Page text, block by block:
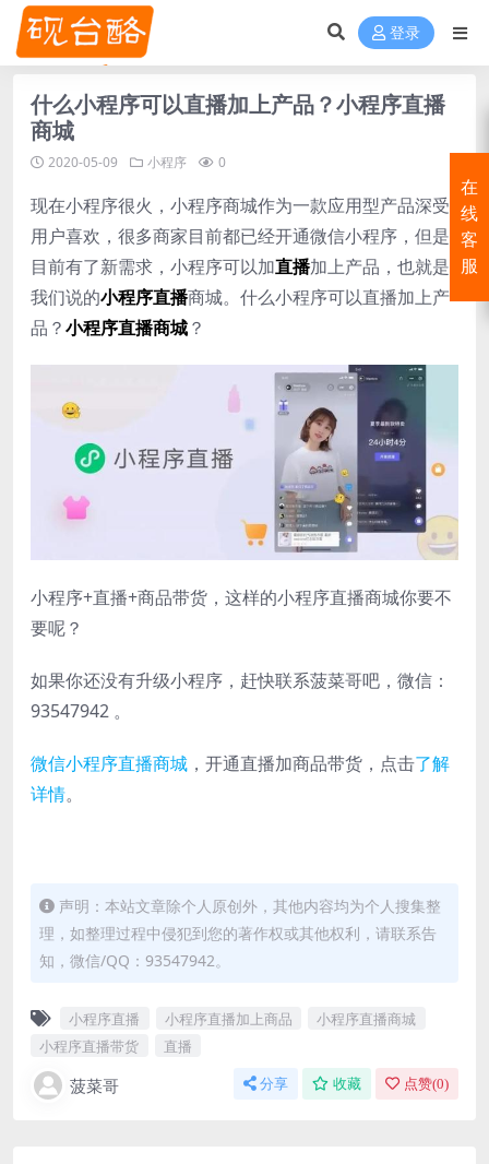
登录
什么小程序可以直播加上产品？小程序直播
商城
2020-05-09 小程序 0
现在小程序很火，小程序商城作为一款应用型产品深受
用户喜欢，很多商家目前都已经开通微信小程序，但是
目前有了新需求，小程序可以加直播加上产品，也就是
我们说的小程序直播商城。什么小程序可以直播加上产
品？小程序直播商城？
小程序+直播+商品带货，这样的小程序直播商城你要不
要呢？
如果你还没有升级小程序，赶快联系菠菜哥吧，微信：
93547942 。
微信小程序直播商城 ，开通直播加商品带货，点击了解
详情。
声明：本站文章除个人原创外，其他内容均为个人搜集整
理，如整理过程中侵犯到您的著作权或其他权利，请联系告
知，微信/QQ：93547942。
小程序直播 小程序直播加上商品
小程序直播商城
小程序直播带货
直播
菠菜哥 分享 收藏 点赞(0)
在
线
客
服